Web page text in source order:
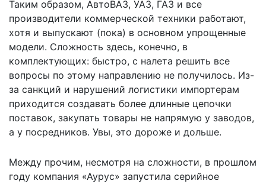
Таким образом, АвтоВАЗ, УАЗ, ГАЗ и все
производители коммерческой техники работают,
хотя и выпускают (пока) в основном упрощенные
модели. Сложность здесь, конечно, в
комплектующих: быстро, с налета решить все
вопросы по этому направлению не получилось. Из-
за санкций и нарушений логистики импортерам
приходится создавать более длинные цепочки
поставок, закупать товары не напрямую у заводов,
а у посредников. Увы, это дороже и дольше.
Между прочим, несмотря на сложности, в прошлом
году компания «Аурус» запустила серийное